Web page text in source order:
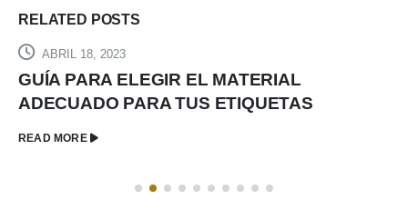
RELATED POSTS
ABRIL 18, 2023
GUÍA PARA ELEGIR EL MATERIAL
ADECUADO PARA TUS ETIQUETAS
READ MORE